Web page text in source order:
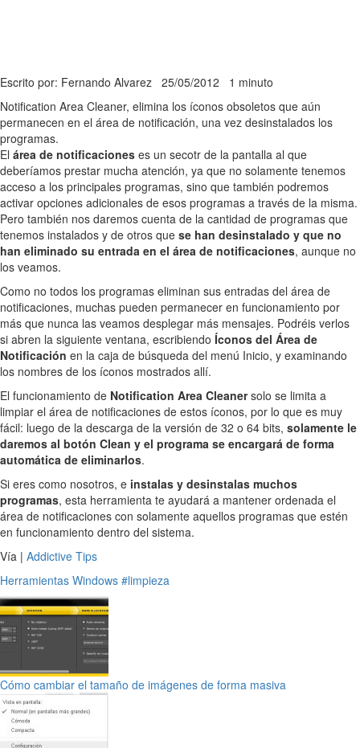
Escrito por: Fernando Alvarez 25/05/2012 1 minuto
Notification Area Cleaner, elimina los íconos obsoletos que aún
permanecen en el área de notificación, una vez desinstalados los
programas.
El área de notificaciones es un secotr de la pantalla al que
deberíamos prestar mucha atención, ya que no solamente tenemos
acceso a los principales programas, sino que también podremos
activar opciones adicionales de esos programas a través de la misma.
Pero también nos daremos cuenta de la cantidad de programas que
tenemos instalados y de otros que se han desinstalado y que no
han eliminado su entrada en el área de notificaciones, aunque no
los veamos.
Como no todos los programas eliminan sus entradas del área de
notificaciones, muchas pueden permanecer en funcionamiento por
más que nunca las veamos desplegar más mensajes. Podréis verlos
si abren la siguiente ventana, escribiendo Íconos del Área de
Notificación en la caja de búsqueda del menú Inicio, y examinando
los nombres de los íconos mostrados allí.
El funcionamiento de Notification Area Cleanersolo se limita a
limpiar el área de notificaciones de estos íconos, por lo que es muy
fácil: luego de la descarga de la versión de 32 o 64 bits, solamente le
daremos al botón Clean y el programa se encargará de forma
automática de eliminarlos.
Si eres como nosotros, e instalas y desinstalas muchos
programas, esta herramienta te ayudará a mantener ordenada el
área de notificaciones con solamente aquellos programas que estén
en funcionamiento dentro del sistema.
Vía | Addictive Tips
Herramientas Windows #limpieza
Cómo cambiar el tamaño de imágenes de forma masiva